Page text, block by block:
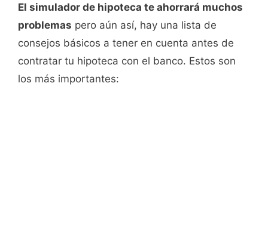
El simulador de hipoteca te ahorrará muchos
problemas pero aún así, hay una lista de
consejos básicos a tener en cuenta antes de
contratar tu hipoteca con el banco. Estos son
los más importantes: